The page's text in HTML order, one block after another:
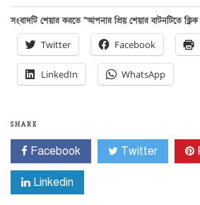
সংবাদটি শেয়ার করতে “আপনার প্রিয় শেয়ার বাটনটিতে
Twitter Facebook
LinkedIn WhatsApp
SHARE
Facebook Twitter
Linkedin